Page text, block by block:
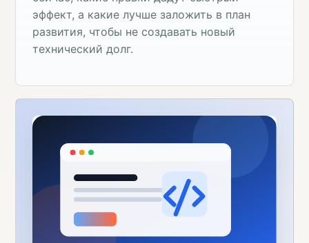
эффект, а какие лучше заложить в план
развития, чтобы не создавать новый
технический долг.